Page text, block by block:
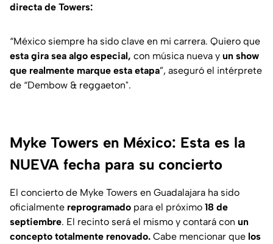
directa de Towers:
“México siempre ha sido clave en mi carrera. Quiero que
esta gira sea algo especial, con música nueva y un show
que realmente marque esta etapa”, aseguró el intérprete
de “Dembow & reggaeton".
Myke Towers en México: Esta es la
NUEVA fecha para su concierto
El concierto de Myke Towers en Guadalajara ha sido
oficialmente reprogramado para el próximo 18 de
septiembre. El recinto será el mismo y contará con un
concepto totalmente renovado. Cabe mencionar que los